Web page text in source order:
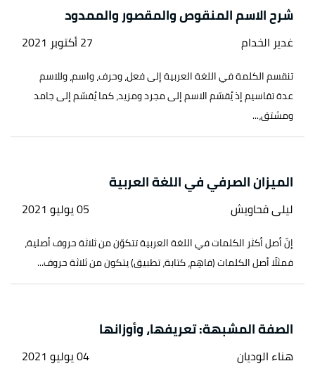
شرح الاسم المنقوص والمقصور والممدود
غدير الخدام 27 أكتوبر 2021
تنقسم الكلمة في اللغة العربية إلى فعل، وحرف، واسم، وللاسم
عدة تقاسيم إذ يُقسّم الاسم إلى مجرد ومزيد، كما يُقسّم إلى جامد
ومشتق،...
الميزان الصرفي في اللغة العربية
ليلى قحاويش 05 يوليو 2021
إنّ أصل أكثر الكلمات في اللغة العربية تتكوّن من ثلاثة حروف أصلية،
فمثلًا أصل الكلمات (فاهِم، كتابة، تطبيق) يتكون من ثلاثة حروف...
الصفة المشبهة: تعريفها، وأوزانها
هناء الوديان 04 يوليو 2021